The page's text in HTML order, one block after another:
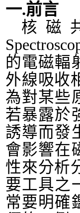
一.前言
核磁
的電磁輻
外線吸收
為對某些
若暴露於
誘導而發
會影響在
性來分析
要工具之
常要明確